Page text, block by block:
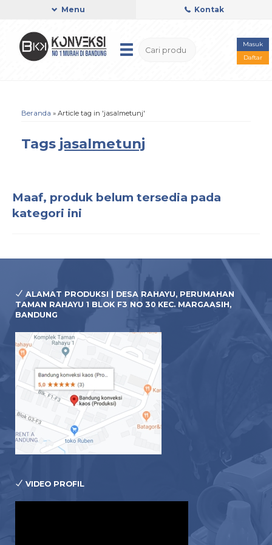
Menu Kontak
Masuk
Daftar
Beranda » Article tag in 'jasalmetunj'
Tags jasalmetunj
Maaf, produk belum tersedia pada
kategori ini
ALAMAT PRODUKSI | DESA RAHAYU, PERUMAHAN
TAMAN RAHAYU 1 BLOK F3 NO 30 KEC. MARGAASIH,
BANDUNG
VIDEO PROFIL